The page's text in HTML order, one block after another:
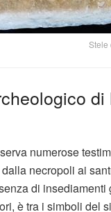
Stele
di
numerose
dalla necropoli ai
di insediamenti
è tra i simboli del